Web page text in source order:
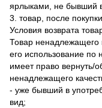
ярлыками, не бывший
3. товар, после
Условия возврата
Товар ненадлежащего
его использование по
имеет право вернуть/
ненадлежащего
- уже бывший в
вид;